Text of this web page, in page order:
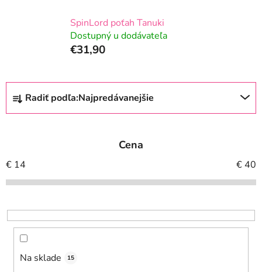
SpinLord poťah Tanuki
Dostupný u dodávateľa
€31,90
R
d
i
e
r
o
Radiť podľa:Najpredávanejšie
Cena
€ 14 € 40
Na sklade 15